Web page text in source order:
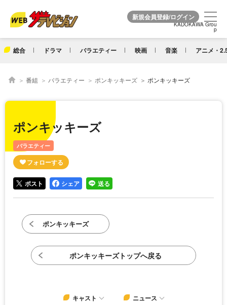
KADOKAWA Grou
p
総合 ドラマ バラエティー 映画 音楽 アニメ・
KADOKAWA Grou
p
番組 バラエティー ポンキッキーズ ポンキッキーズ
ポンキッキーズ
バラエティー
ポスト シェア 送る
ポンキッキーズ
ポンキッキーズトップへ戻る
キャスト ニュース